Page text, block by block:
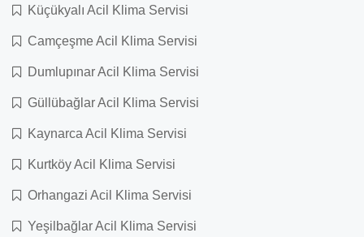
Küçükyalı Acil Klima Servisi
Camçeşme Acil Klima Servisi
Dumlupınar Acil Klima Servisi
Güllübağlar Acil Klima Servisi
Kaynarca Acil Klima Servisi
Kurtköy Acil Klima Servisi
Orhangazi Acil Klima Servisi
Yeşilbağlar Acil Klima Servisi